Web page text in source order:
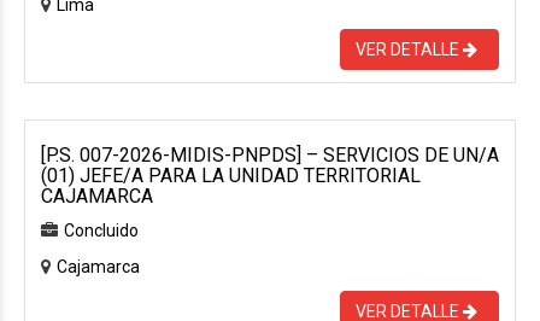
Lima
VER DETALLE
[P.S. 007-2026-MIDIS-PNPDS] – SERVICIOS DE UN/A
(01) JEFE/A PARA LA UNIDAD TERRITORIAL
CAJAMARCA
Concluido
Cajamarca
VER DETALLE